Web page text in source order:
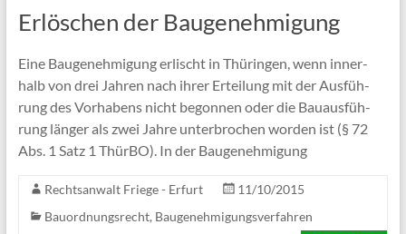
Erlöschen der Baugenehmigung
Eine Bau­ge­neh­mi­gung erlischt in Thü­rin­gen, wenn inner­
halb von drei Jah­ren nach ihrer Ertei­lung mit der Aus­füh­
rung des Vor­ha­bens nicht begon­nen oder die Bau­aus­füh­
rung län­ger als zwei Jah­re unter­bro­chen wor­den ist (§ 72
Abs. 1 Satz 1 Thür­BO). In der Baugenehmigung
Rechtsanwalt Friege - Erfurt
11/10/2015
Bauordnungsrecht, Baugenehmigungsverfahren